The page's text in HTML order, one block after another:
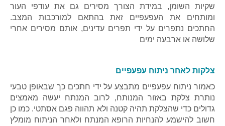
שקיות השומן, במידת הצורך מסירים גם את עודפי העור
ומותחים את העפעפיים זאת בהתאם למורכבות המצב.
החתכים נתפרים על ידי תפרים עדינים, אותם מסירים אחרי
שלושה או ארבעה ימים
צלקות לאחר ניתוח עפעפיים
כאמור ניתוח עפעפיים מתבצע על ידי חתכים כך שבאופן טבעי
נותרת צלקת באזור המנותח, לרוב המנתח יעשה מאמצים
גדולים כדי שהצלקת תהיה קטנה ולא תהווה פגם אסתטי. כמו כן
חשוב להישמע להנחיות הרופא המנתח ולאחר הניתוח מומלץ